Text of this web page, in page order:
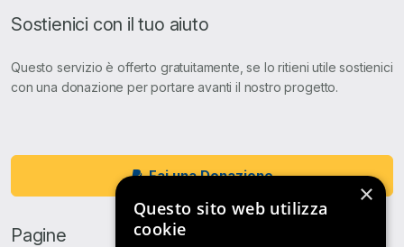
Sostienici con il tuo aiuto
Questo servizio è offerto gratuitamente, se lo ritieni utile sostienici
con una donazione per portare avanti il nostro progetto.
Fai una Donazione
Pagine
×
Questo sito web utilizza
cookie